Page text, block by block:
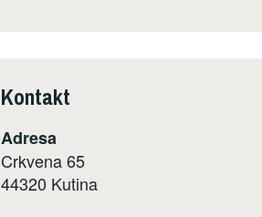
Kontakt
Adresa
Crkvena 65
44320 Kutina